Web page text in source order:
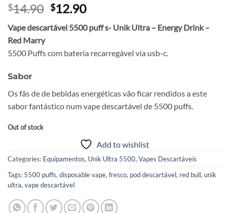
$14.90 Original
was:
$12.90Current
is:
Vape descartável 5500 puff s- Unik Ultra – Energy Drink –
Red Marry
5500 Puffs com bateria recarregável via usb-c.
Sabor
Os fãs de de bebidas energéticas vão ficar rendidos a este
sabor fantástico num vape descartável de 5500 puffs.
Out of stock
Add to wishlist
Categories: Equipamentos, Unik Ultra 5500, Vapes Descartáveis
Tags: 5500 puffs, disposable vape, fresco, pod descartável, red bull, unik
ultra, vape descartável